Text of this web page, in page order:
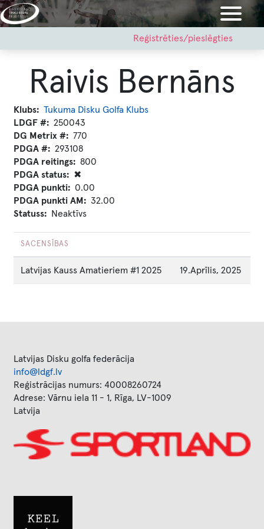
Pārlekt
uz
menu
Reģistrēties/pieslēgties
Raivis Bernāns
Klubs
Tukuma Disku Golfa Klubs
LDGF #
250043
DG Metrix #
770
PDGA #
293108
PDGA reitings
800
PDGA status
✖
PDGA punkti
0.00
PDGA punkti AM
32.00
Statuss
Neaktīvs
SACENSĪBAS
Latvijas Kauss Amatieriem #1 2025 19.Aprīlis, 2025
Latvijas Disku golfa federācija
info@ldgf.lv
Reģistrācijas numurs: 40008260724
Adrese: Vārnu iela 11 - 1, Rīga, LV-1009
Latvija
Image